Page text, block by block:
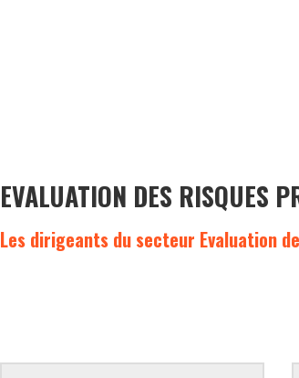
EVALUATION DES RISQUES
Les dirigeants du secteur Evaluation